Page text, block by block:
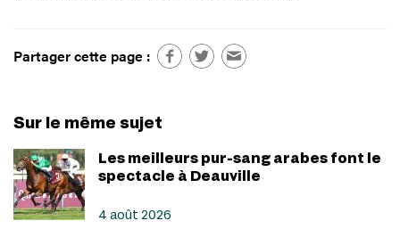
Partager cette page :
Sur le même sujet
Les meilleurs pur-sang arabes font le
spectacle à Deauville
4 août 2026